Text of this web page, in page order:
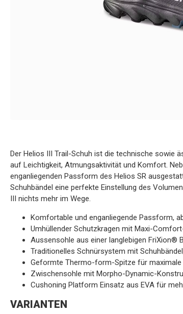
Der Helios III Trail-Schuh ist die technische sowie
auf Leichtigkeit, Atmungsaktivität und Komfort.
enganliegenden Passform des Helios SR
Schuhbändel eine perfekte Einstellung des
III nichts mehr im Wege.
Komfortable und enganliegende Passform,
Umhüllender Schutzkragen mit Maxi-
Aussensohle aus einer langlebigen FriXion®
Traditionelles Schnürsystem mit
Geformte Thermo-form-Spitze für
Zwischensohle mit Morpho-Dynamic-
Cushoning Platform Einsatz aus EVA für
VARIANTEN